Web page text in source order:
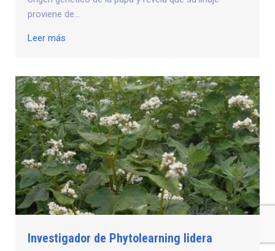
proviene de...
Leer más
Investigador de Phytolearning lidera